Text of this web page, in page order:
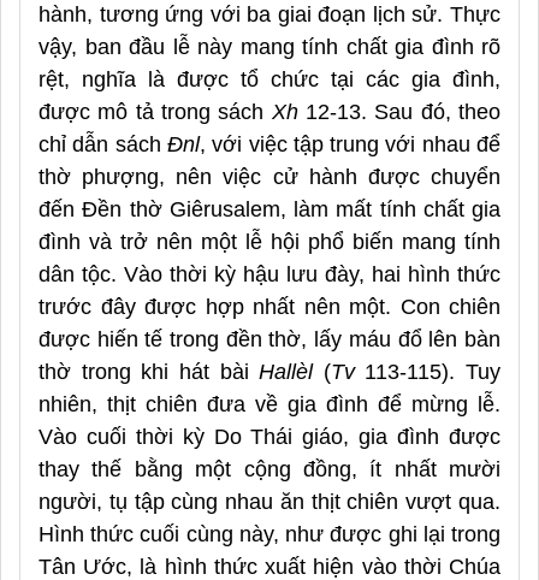
hành, tương ứng với ba giai đoạn lịch sử. Thực
vậy, ban đầu lễ này mang tính chất gia đình rõ
rệt, nghĩa là được tổ chức tại các gia đình,
được mô tả trong sách Xh 12-13. Sau đó, theo
chỉ dẫn sách Đnl, với việc tập trung với nhau để
thờ phượng, nên việc cử hành được chuyển
đến Đền thờ Giêrusalem, làm mất tính chất gia
đình và trở nên một lễ hội phổ biến mang tính
dân tộc. Vào thời kỳ hậu lưu đày, hai hình thức
trước đây được hợp nhất nên một. Con chiên
được hiến tế trong đền thờ, lấy máu đổ lên bàn
thờ trong khi hát bàiHallèl(Tv113-115). Tuy
nhiên, thịt chiên đưa về gia đình để mừng lễ.
Vào cuối thời kỳ Do Thái giáo, gia đình được
thay thế bằng một cộng đồng, ít nhất mười
người, tụ tập cùng nhau ăn thịt chiên vượt qua.
Hình thức cuối cùng này, như được ghi lại trong
Tân Ước, là hình thức xuất hiện vào thời Chúa